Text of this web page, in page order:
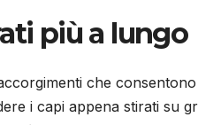
più a lungo
che
i capi appena stirati su